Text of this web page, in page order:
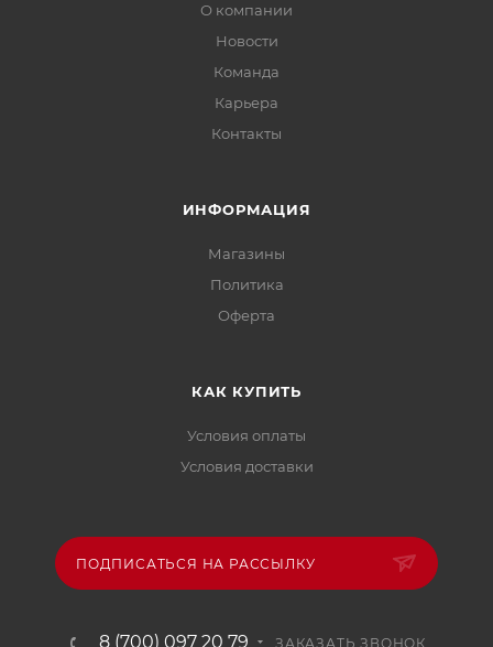
О компании
Новости
Команда
Карьера
Контакты
ИНФОРМАЦИЯ
Магазины
Политика
Офертa
КАК КУПИТЬ
Условия оплаты
Условия доставки
ПОДПИСАТЬСЯ НА РАССЫЛКУ
8 (700) 097 20 79 ЗАКАЗАТЬ ЗВОНОК